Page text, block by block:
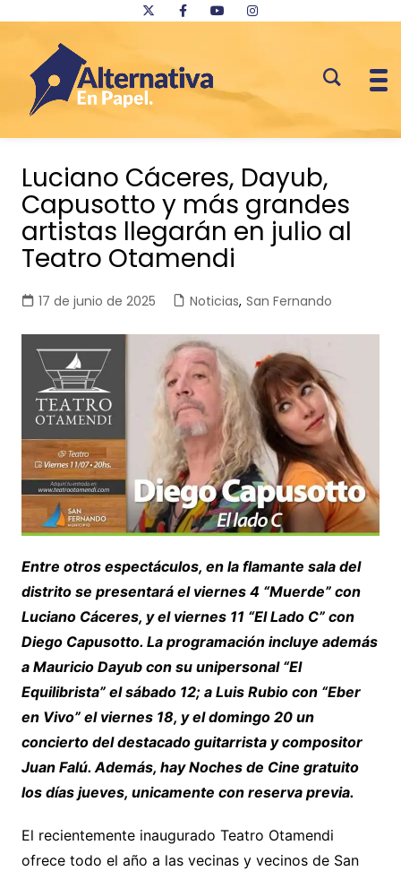
contenido
Luciano Cáceres, Dayub,
Capusotto y más grandes
artistas llegarán en julio al
Teatro Otamendi
17 de junio de 2025 Noticias, San Fernando
Entre otros espectáculos, en la flamante sala del
distrito se presentará el viernes 4 “Muerde”con
Luciano Cáceres, y el viernes 11 “El Lado C” con
Diego Capusotto. La programación incluye además
a Mauricio Dayub con su unipersonal “El
Equilibrista” el sábado 12; a Luis Rubio con “Eber
en Vivo” el viernes 18, y el domingo 20 un
concierto del destacado guitarrista y compositor
Juan Falú. Además, hay Noches de Cine gratuito
los días jueves, unicamente con reserva previa.
El recientemente inaugurado Teatro Otamendi
ofrece todo el año a las vecinas y vecinos de San